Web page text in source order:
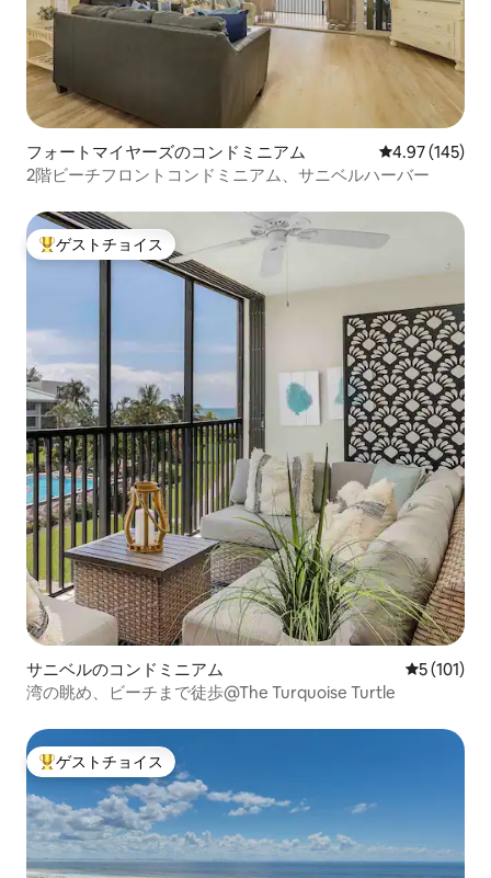
フォートマイヤーズのコンドミニアム レビュー145
4.97 (145)
2階ビーチフロントコンドミニアム、サニベルハーバー
大好評のゲストチョイスです。
ゲストチョイス
サニベルのコンドミニアム レビュー
5 (101)
湾の眺め、ビーチまで徒歩@The Turquoise Turtle
大好評のゲストチョイスです。
ゲストチョイス